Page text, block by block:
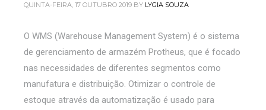
QUINTA-FEIRA, 17 OUTUBRO 2019 BY LYGIA SOUZA
O WMS (Warehouse Management System) é o sistema
de gerenciamento de armazém Protheus, que é focado
nas necessidades de diferentes segmentos como
manufatura e distribuição. Otimizar o controle de
estoque através da automatização é usado para